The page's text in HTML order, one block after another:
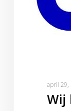
april 29,
Wij